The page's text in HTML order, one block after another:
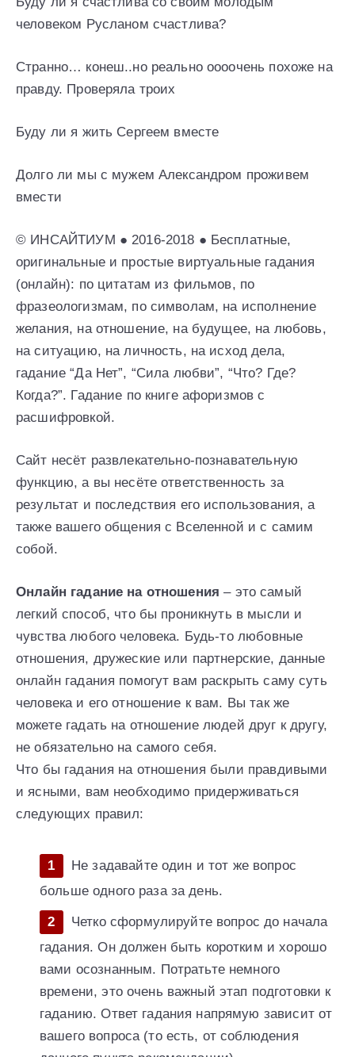
человеком Русланом счастлива?
Странно… конеш..но реально оооочень похоже на
правду. Проверяла троих
Буду ли я жить Сергеем вместе
Долго ли мы с мужем Александром проживем
вмести
© ИНСАЙТИУМ ● 2016-2018 ● Бесплатные,
оригинальные и простые виртуальные гадания
(онлайн): по цитатам из фильмов, по
фразеологизмам, по символам, на исполнение
желания, на отношение, на будущее, на любовь,
на ситуацию, на личность, на исход дела,
гадание “Да Нет”, “Сила любви”, “Что? Где?
Когда?”. Гадание по книге афоризмов с
расшифровкой.
Сайт несёт развлекательно-познавательную
функцию, а вы несёте ответственность за
результат и последствия его использования, а
также вашего общения с Вселенной и с самим
собой.
Онлайн гадание на отношения – это самый
легкий способ, что бы проникнуть в мысли и
чувства любого человека. Будь-то любовные
отношения, дружеские или партнерские, данные
онлайн гадания помогут вам раскрыть саму суть
человека и его отношение к вам. Вы так же
можете гадать на отношение людей друг к другу,
не обязательно на самого себя.
Что бы гадания на отношения были правдивыми
и ясными, вам необходимо придерживаться
следующих правил:
Не задавайте один и тот же вопрос
больше одного раза за день.
Четко сформулируйте вопрос до начала
гадания. Он должен быть коротким и хорошо
вами осознанным. Потратьте немного
времени, это очень важный этап подготовки к
гаданию. Ответ гадания напрямую зависит от
вашего вопроса (то есть, от соблюдения